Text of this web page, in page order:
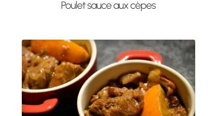
Poulet sauce aux cèpes